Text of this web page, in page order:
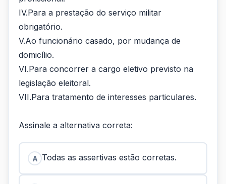
IV.Para a prestação do serviço militar
obrigatório.
V.Ao funcionário casado, por mudança de
domicílio.
VI.Para concorrer a cargo eletivo previsto na
legislação eleitoral.
VII.Para tratamento de interesses particulares.
Assinale a alternativa correta:
A Todas as assertivas estão corretas.